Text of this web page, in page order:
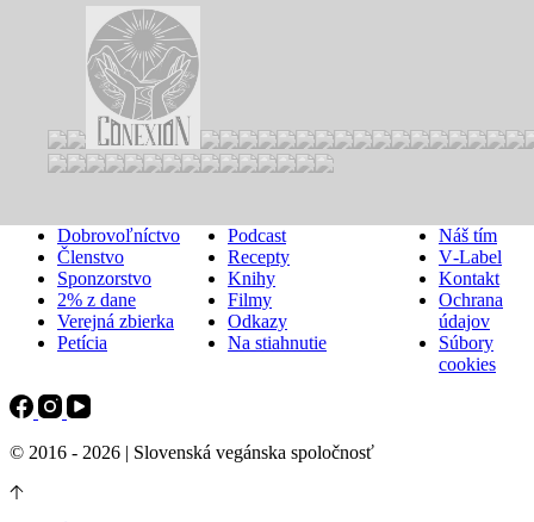
ZAPOJ SA
Dobrovoľníctvo
Členstvo
Sponzorstvo
2% z dane
Verejná zbierka
Petícia
ODPORÚČAME
Podcast
Recepty
Knihy
Filmy
Odkazy
Na stiahnutie
Náš tím
V‑Label
Kontakt
Ochrana
údajov
Súbory
cookies
© 2016 - 2026 | Slovenská vegánska spoločnosť